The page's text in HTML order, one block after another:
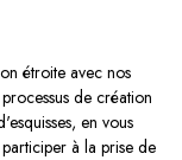
étroite avec nos
de création
en vous
à la prise de